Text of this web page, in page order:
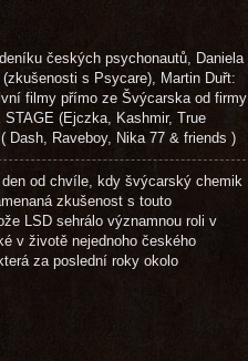
českých psychonautů, Daniela
s Psycare), Martin Duřt:
filmy přímo ze Švýcarska od firmy
(Ejczka, Kashmir, True
Raveboy, Nika 77 & friends )
den od chvíle, kdy švýcarský chemik
zkušenost s touto
LSD sehrálo významnou roli v
v životě nejednoho českého
za poslední roky okolo